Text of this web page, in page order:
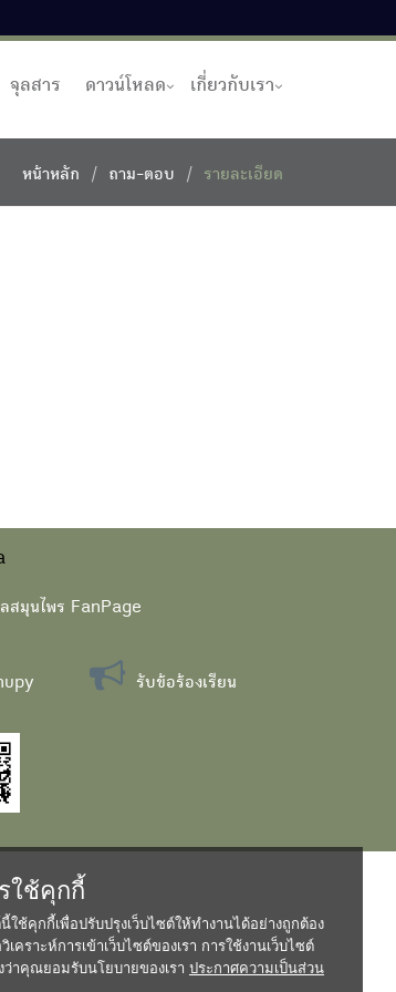
จุลสาร ดาวน์โหลด เกี่ยวกับเรา
หน้าหลัก ถาม-ตอบ รายละเอียด
สมุนไพร FanPage
รับข้อร้องเรียน
ใช้คุกกี้
นี้ใช้คุกกี้เพื่อปรับปรุงเว็บไซต์ให้ทำงานได้อย่างถูกต้อง
เคราะห์การเข้าเว็บไซต์ของเรา การใช้งานเว็บไซต์
ว่าคุณยอมรับนโยบายของเรา ประกาศความเป็นส่วน